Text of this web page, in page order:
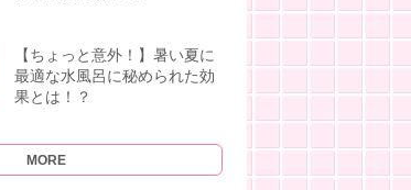
【ちょっと意外！】暑い夏に
最適な水風呂に秘められた効
果とは！？
MORE